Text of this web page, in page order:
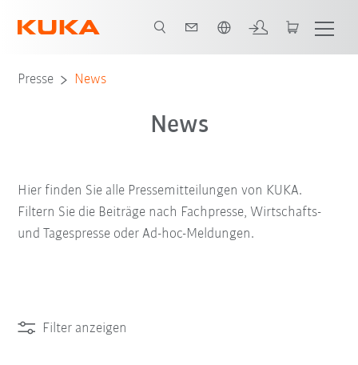
Presse News
News
Hier finden Sie alle Pressemitteilungen von KUKA.
Filtern Sie die Beiträge nach Fachpresse, Wirtschafts-
und Tagespresse oder Ad-hoc-Meldungen.
Filter anzeigen